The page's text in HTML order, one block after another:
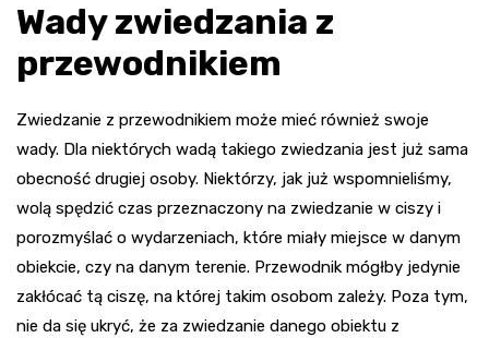
Wady zwiedzania z
przewodnikiem
Zwiedzanie z przewodnikiem może mieć również swoje
wady. Dla niektórych wadą takiego zwiedzania jest już sama
obecność drugiej osoby. Niektórzy, jak już wspomnieliśmy,
wolą spędzić czas przeznaczony na zwiedzanie w ciszy i
porozmyślać o wydarzeniach, które miały miejsce w danym
obiekcie, czy na danym terenie. Przewodnik mógłby jedynie
zakłócać tą ciszę, na której takim osobom zależy. Poza tym,
nie da się ukryć, że za zwiedzanie danego obiektu z